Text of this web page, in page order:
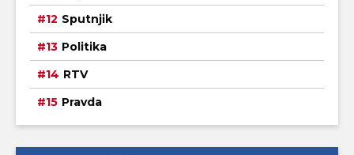
Sputnjik
Politika
RTV
Pravda